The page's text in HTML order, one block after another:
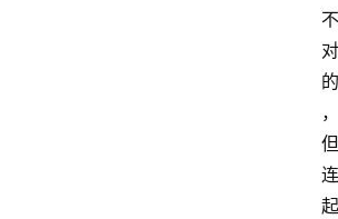
不
对
的
，
但
连
起